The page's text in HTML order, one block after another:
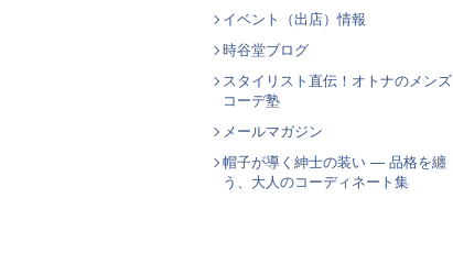
イベント（出店）情報
時谷堂ブログ
スタイリスト直伝！オトナのメンズ
コーデ塾
メールマガジン
帽子が導く紳士の装い ― 品格を纏
う、大人のコーディネート集